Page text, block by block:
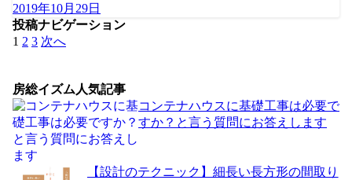
2019年10月29日
投稿ナビゲーション
1 2 3 次へ
房総イズム人気記事
コンテナハウスに基礎工事は必要で
すか？と言う質問にお答えします
【設計のテクニック】細長い長方形の間取り